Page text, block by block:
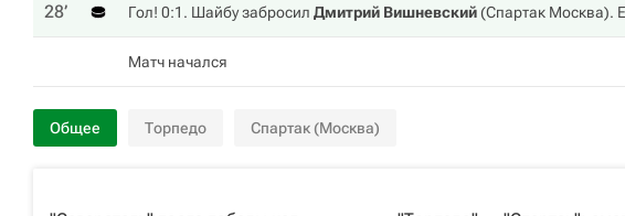
28‎’‎ Гол! 0:1. Шайбу забросил Дмитрий Вишневский(Спартак Москва).
Матч начался
Общее Торпедо Спартак (Москва)